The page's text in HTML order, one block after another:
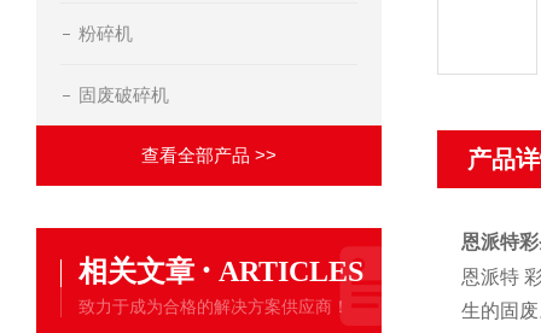
粉碎机
固废破碎机
查看全部产品 >>
相关文章 · ARTICLES
致力于成为合格的解决方案供应商！
产品
恩派特
恩派特
生的固